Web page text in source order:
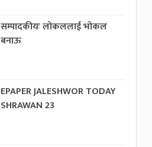
सम्पादकीयः लोकललाई भोकल
बनाऊ
EPAPER JALESHWOR TODAY
SHRAWAN 23